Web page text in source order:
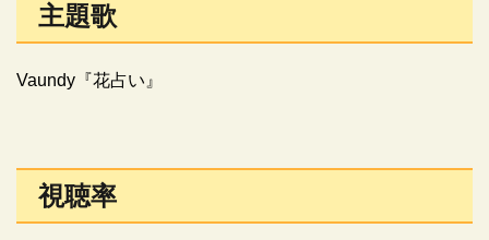
主題歌
Vaundy『花占い』
視聴率